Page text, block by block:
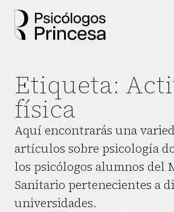
Etiqueta:
física
Aquí encontrarás una
artículos sobre psicología
los psicólogos alumnos del
Sanitario pertenecientes a
universidades.